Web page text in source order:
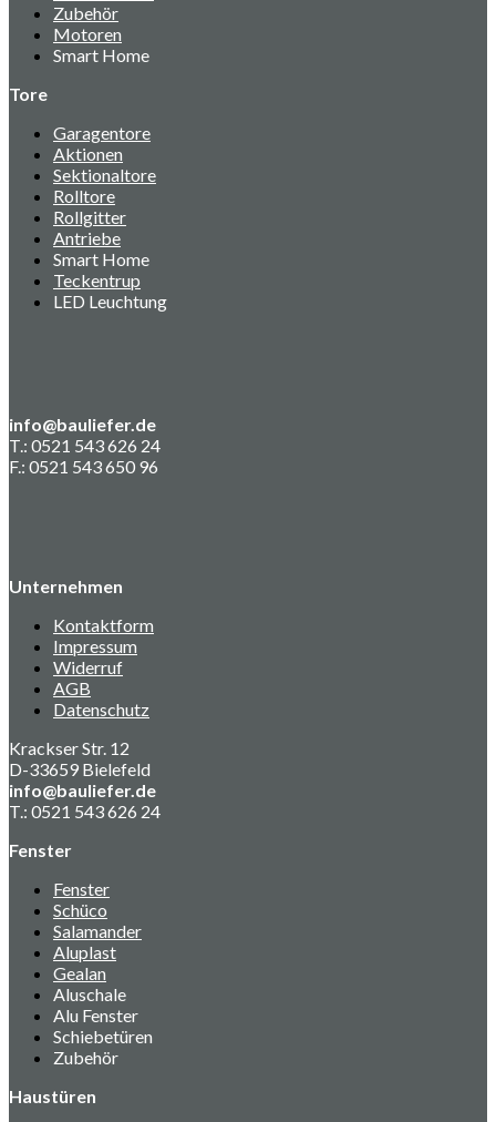
Zubehör
Motoren
Smart Home
Tore
Garagentore
Aktionen
Sektionaltore
Rolltore
Rollgitter
Antriebe
Smart Home
Teckentrup
LED Leuchtung
info@bauliefer.de
T.: 0521 543 626 24
F.: 0521 543 650 96
Unternehmen
Kontaktform
Impressum
Widerruf
AGB
Datenschutz
Krackser Str. 12
D-33659 Bielefeld
info@bauliefer.de
T.: 0521 543 626 24
Fenster
Fenster
Schüco
Salamander
Aluplast
Gealan
Aluschale
Alu Fenster
Schiebetüren
Zubehör
Haustüren